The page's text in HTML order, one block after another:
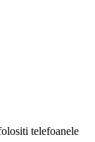
telefoanele